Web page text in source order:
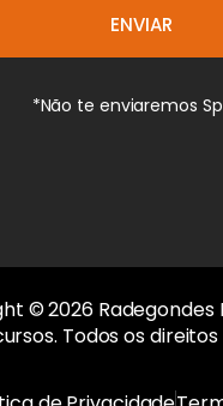
ENVIAR
*Não te enviaremos
© 2026 Radegondes
Todos os